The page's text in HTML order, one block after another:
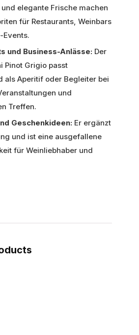
elegante Frische machen
für Restaurants, Weinbars
Events.
und Business-Anlässe: Der
Pinot Grigio passt
als Aperitif oder Begleiter bei
und
Treffen.
Geschenkideen: Er ergänzt
und ist eine ausgefallene
für Weinliebhaber und